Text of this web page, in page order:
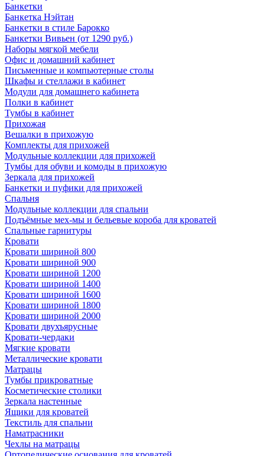
Банкетки
Банкетка Нэйтан
Банкетки в стиле Барокко
Банкетки Вивьен (от 1290 руб.)
Наборы мягкой мебели
Офис и домашний кабинет
Письменные и компьютерные столы
Шкафы и стеллажи в кабинет
Модули для домашнего кабинета
Полки в кабинет
Тумбы в кабинет
Прихожая
Вешалки в прихожую
Комплекты для прихожей
Модульные коллекции для прихожей
Тумбы для обуви и комоды в прихожую
Зеркала для прихожей
Банкетки и пуфики для прихожей
Спальня
Модульные коллекции для спальни
Подъёмные мех-мы и бельевые короба для кроватей
Спальные гарнитуры
Кровати
Кровати шириной 800
Кровати шириной 900
Кровати шириной 1200
Кровати шириной 1400
Кровати шириной 1600
Кровати шириной 1800
Кровати шириной 2000
Кровати двухъярусные
Кровати-чердаки
Мягкие кровати
Металлические кровати
Матрацы
Тумбы прикроватные
Косметические столики
Зеркала настенные
Ящики для кроватей
Текстиль для спальни
Наматрасники
Чехлы на матрацы